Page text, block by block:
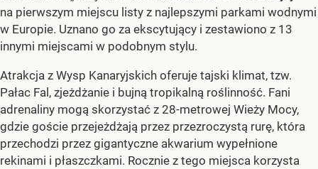
na pierwszym miejscu listy z najlepszymi parkami wodnymi
w Europie. Uznano go za ekscytujący i zestawiono z 13
innymi miejscami w podobnym stylu.
Atrakcja z Wysp Kanaryjskich oferuje tajski klimat, tzw.
Pałac Fal, zjeżdżanie i bujną tropikalną roślinność. Fani
adrenaliny mogą skorzystać z 28-metrowej Wieży Mocy,
gdzie goście przejeżdżają przez przezroczystą rurę, która
przechodzi przez gigantyczne akwarium wypełnione
rekinami i płaszczkami. Rocznie z tego miejsca korzysta